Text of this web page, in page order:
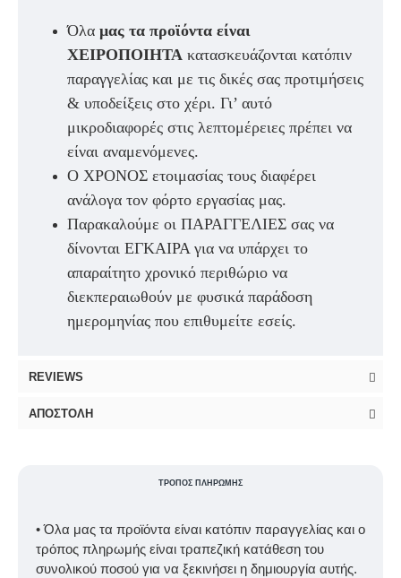
Όλα μας τα προϊόντα είναι
ΧΕΙΡΟΠΟΙΗΤΑ κατασκευάζονται κατόπιν
παραγγελίας και με τις δικές σας προτιμήσεις
& υποδείξεις στο χέρι. Γι’ αυτό
μικροδιαφορές στις λεπτομέρειες πρέπει να
είναι αναμενόμενες.
Ο ΧΡΟΝΟΣ ετοιμασίας τους διαφέρει
ανάλογα τον φόρτο εργασίας μας.
Παρακαλούμε οι ΠΑΡΑΓΓΕΛΙΕΣ σας να
δίνονται ΕΓΚΑΙΡΑ για να υπάρχει το
απαραίτητο χρονικό περιθώριο να
διεκπεραιωθούν με φυσικά παράδοση
ημερομηνίας που επιθυμείτε εσείς.
REVIEWS
ΑΠΟΣΤΟΛΉ
ΤΡΌΠΟΣ ΠΛΗΡΩΜΉΣ
• Όλα μας τα προϊόντα είναι κατόπιν παραγγελίας και ο
τρόπος πληρωμής είναι τραπεζική κατάθεση του
συνολικού ποσού για να ξεκινήσει η δημιουργία αυτής.